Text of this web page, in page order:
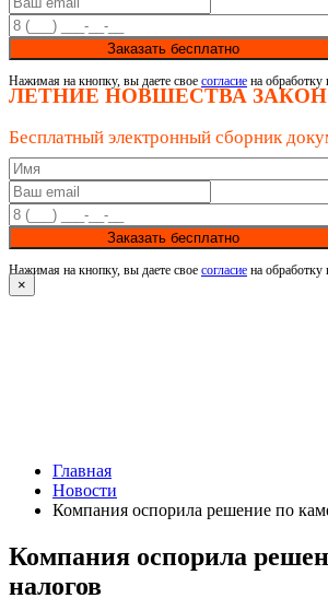
Заказать бесплатно
Нажимая на кнопку, вы даете свое согласие на обработку
ЛЕТНИЕ НОВШЕСТВА
Бесплатный электронный сборник
Заказать бесплатно
Нажимая на кнопку, вы даете свое согласие на обработку
×
Главная
Новости
Компания оспорила решение по
Компания оспорила
налогов